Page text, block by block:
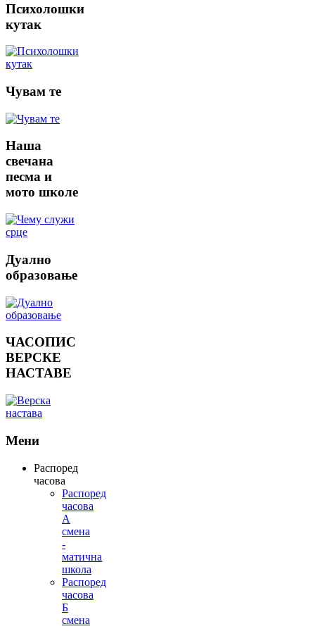
Психолошки
кутак
Чувам те
Наша
свечана
песма и
мото школе
Дуално
образовање
ЧАСОПИС
ВЕРСКЕ
НАСТАВЕ
Мени
Распоред
часова
Распоред
часова
А
смена
-
матична
школа
Распоред
часова
Б
смена